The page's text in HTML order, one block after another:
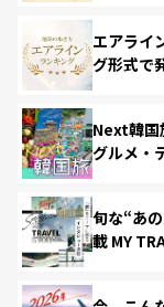
エアライ
グ形式で
Next韓国
グルメ・
旬な“あ
載 MY